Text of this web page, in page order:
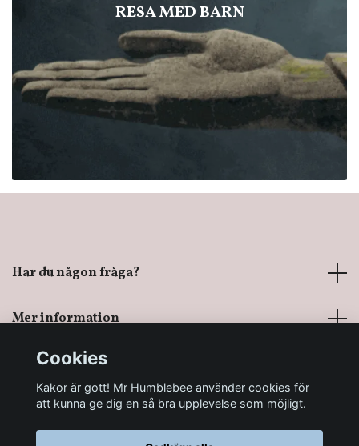
RESA MED BARN
Har du någon fråga?
Mer information
Sociala medier
Cookies
Kakor är gott! Mr Humblebee använder cookies för
att kunna ge dig en så bra upplevelse som möjligt.